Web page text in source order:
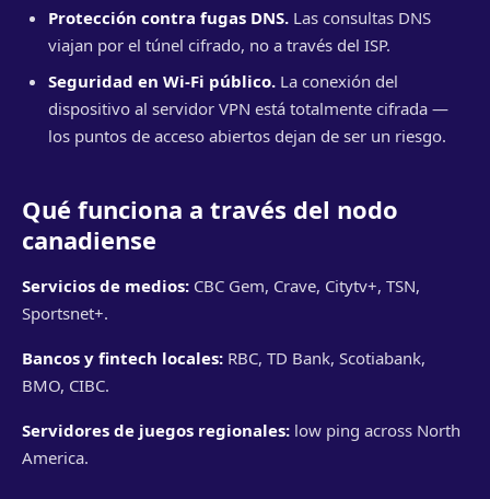
Protección contra fugas DNS. Las consultas DNS
viajan por el túnel cifrado, no a través del ISP.
Seguridad en Wi-Fi público. La conexión del
dispositivo al servidor VPN está totalmente cifrada —
los puntos de acceso abiertos dejan de ser un riesgo.
Qué funciona a través del nodo
canadiense
Servicios de medios: CBC Gem, Crave, Citytv+, TSN,
Sportsnet+.
Bancos y fintech locales: RBC, TD Bank, Scotiabank,
BMO, CIBC.
Servidores de juegos regionales: low ping across North
America.